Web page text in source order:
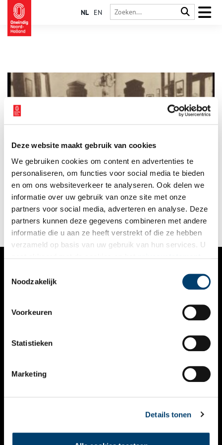
Deze website maakt gebruik van cookies
We gebruiken cookies om content en advertenties te
personaliseren, om functies voor social media te bieden
en om ons websiteverkeer te analyseren. Ook delen we
informatie over uw gebruik van onze site met onze
partners voor social media, adverteren en analyse. Deze
partners kunnen deze gegevens combineren met andere
informatie die u aan ze heeft verstrekt of die ze hebben
verzameld op basis van uw gebruik van hun services. U
Noodzakelijk
Voorkeuren
Statistieken
Marketing
Details tonen
NL EN
Als je op zoek bent naar een historisch hotel en grand-cafe
met romantisch uitzicht op de haven, ben je bij Hotel Die Port
van Cleve in Enkhuizen aan het goede adres. Het gebouw
stamt uit het begin van de zeventiende eeuw, en het gedeelte
waar het restaurant is gevestigd, zelfs uit 1560.
VERHALEN
KALENDER
THEMA’S
VIDEO’S
CONTACT